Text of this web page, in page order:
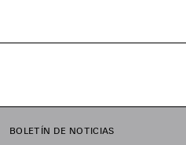
BOLETÍN DE NOTICIAS